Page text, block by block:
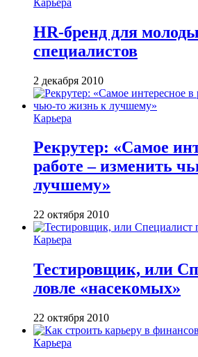
HR-бренд для
специалистов
2 декабря 2010
Карьера
Рекрутер: «Самое
работе – изменить
лучшему»
22 октября 2010
Карьера
Тестировщик, или
ловле «насекомых»
22 октября 2010
Карьера